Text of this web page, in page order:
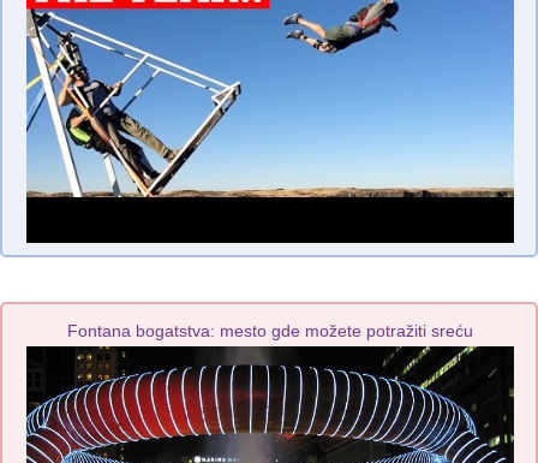
Fontana bogatstva: mesto gde možete potražiti sreću